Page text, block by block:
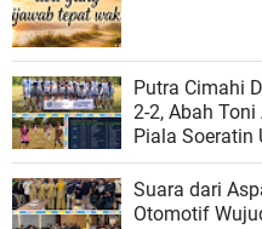
Putra Cimahi
2-2, Abah
Piala Soeratin
Suara dari
Otomotif